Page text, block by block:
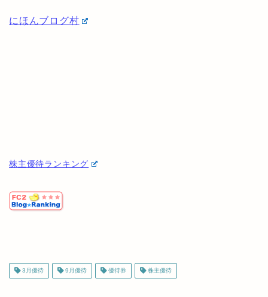
にほんブログ村
3月優待